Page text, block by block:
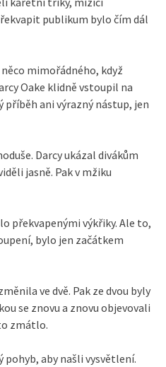
publikum bylo čím dál
mimořádného, když
Oake klidně vstoupil na
ani výrazný nástup, jen
Darcy ukázal divákům
jasně. Pak v mžiku
překvapenými výkřiky. Ale to,
bylo jen začátkem
ve dvě. Pak ze dvou byly
se znovu a znovu objevovali
zmátlo.
pohyb, aby našli vysvětlení.